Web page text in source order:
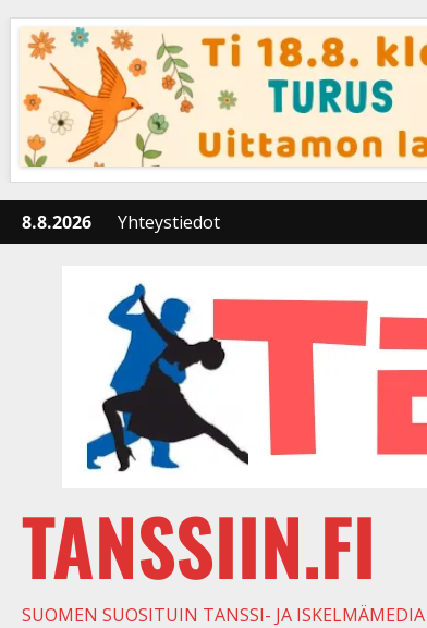
content
8.8.2026 Yhteystiedot
TANSSIIN.FI
SUOMEN SUOSITUIN TANSSI- JA ISKELMÄMEDIA